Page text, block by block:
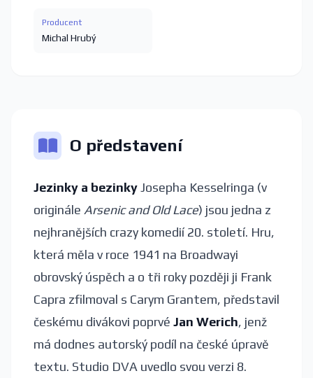
Producent
Michal Hrubý
O představení
Jezinky a bezinkyJosepha Kesselringa (v
originále Arsenic and Old Lace) jsou jedna z
nejhranějších crazy komedií 20. století. Hru,
která měla v roce 1941 na Broadwayi
obrovský úspěch a o tři roky později ji Frank
Capra zfilmoval s Carym Grantem, představil
českému divákovi poprvé Jan Werich, jenž
má dodnes autorský podíl na české úpravě
textu. Studio DVA uvedlo svou verzi 8.